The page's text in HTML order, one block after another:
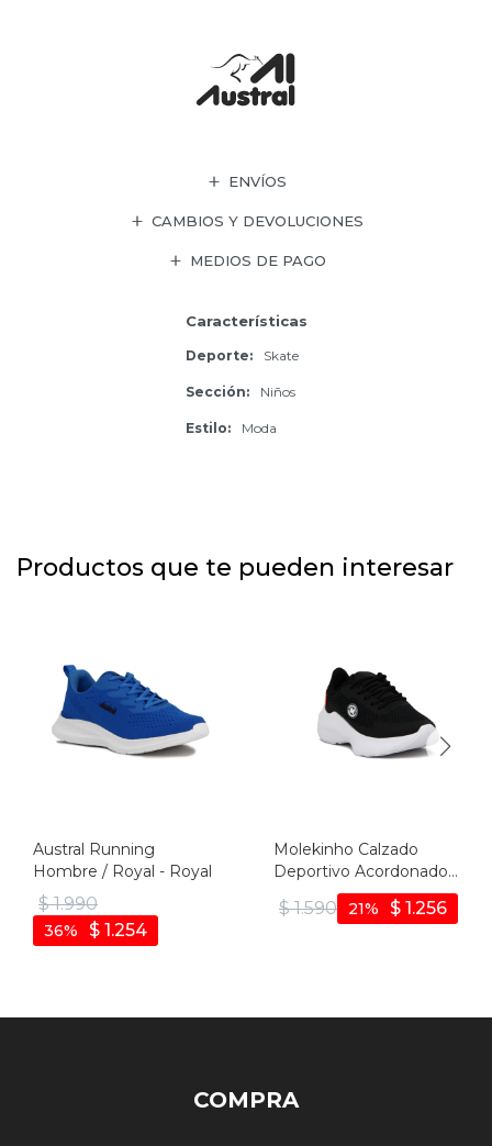
ENVÍOS
CAMBIOS Y DEVOLUCIONES
MEDIOS DE PAGO
Características
Deporte Skate
Sección Niños
Estilo Moda
Productos que te pueden interesar
Austral Running
Hombre / Royal - Royal
$ 1.990
$ 1.254
36
Molekinho Calzado
Deportivo Acordonado
Negro - Negro
$ 1.590 $ 1.256
21
COMPRA